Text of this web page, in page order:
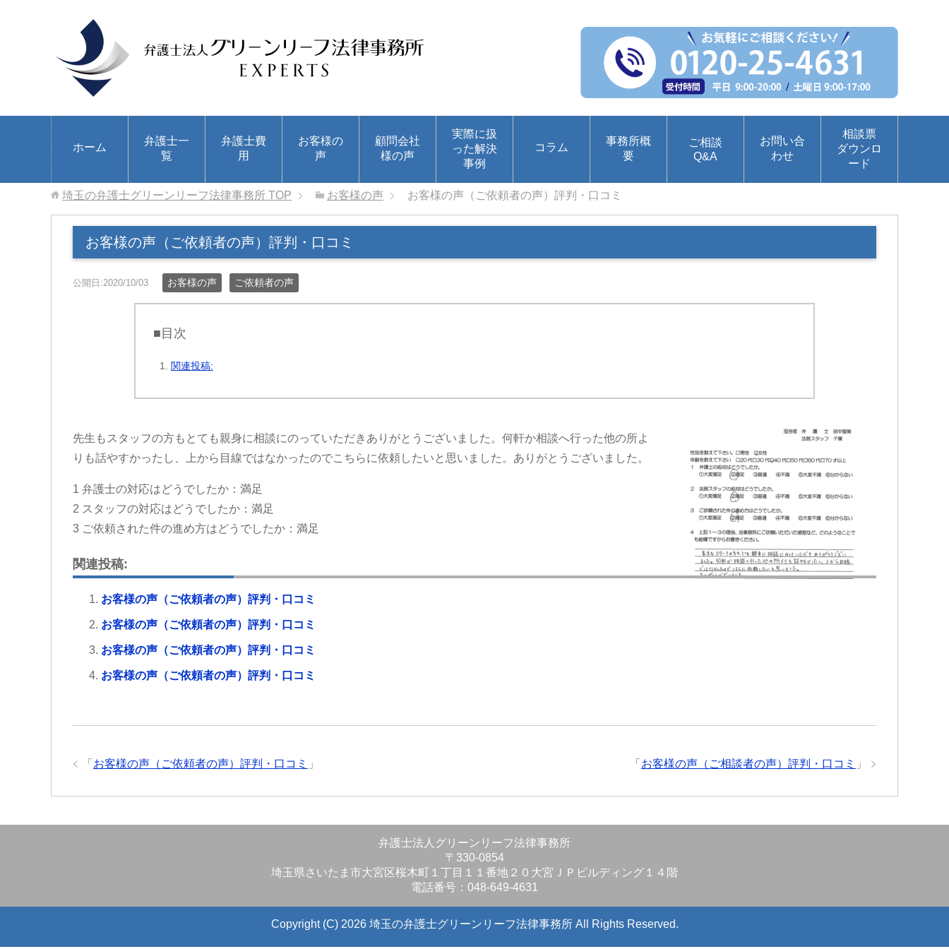
ホーム
弁護士一
覧
弁護士費
用
お客様の
声
顧問会社
様の声
実際に扱
った解決
事例
コラム
事務所概
要
ご相談
Q&A
お問い合
わせ
相談票
ダウンロ
ード
埼玉の弁護士グリーンリーフ法律事務所 TOP お客様の声 お客様の声（ご依頼者の声）評判・口コミ
お客様の声（ご依頼者の声）評判・口コミ
公開日:2020/10/03 お客様の声 ご依頼者の声
■目次
関連投稿:
先生もスタッフの方もとても親身に相談にのっていただきありがとうございました。何軒か相談へ行った他の所よ
りも話やすかったし、上から目線ではなかったのでこちらに依頼したいと思いました。ありがとうございました。
1 弁護士の対応はどうでしたか：満足
2 スタッフの対応はどうでしたか：満足
3 ご依頼された件の進め方はどうでしたか：満足
関連投稿:
お客様の声（ご依頼者の声）評判・口コミ
お客様の声（ご依頼者の声）評判・口コミ
お客様の声（ご依頼者の声）評判・口コミ
お客様の声（ご依頼者の声）評判・口コミ
「 お客様の声（ご相談者の声）評判・口コミ 」
「 お客様の声（ご依頼者の声）評判・口コミ 」
弁護士法人グリーンリーフ法律事務所
〒330-0854
埼玉県さいたま市大宮区桜木町１丁目１１番地２０大宮ＪＰビルディング１４階
電話番号：048-649-4631
Copyright (C) 2026 埼玉の弁護士グリーンリーフ法律事務所 All Rights Reserved.